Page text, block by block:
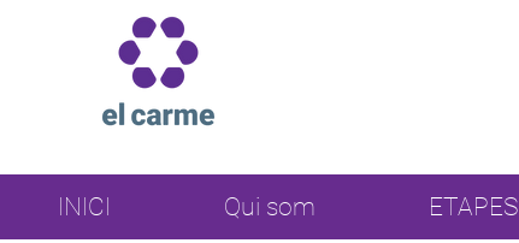
INICI Qui som ETAPES